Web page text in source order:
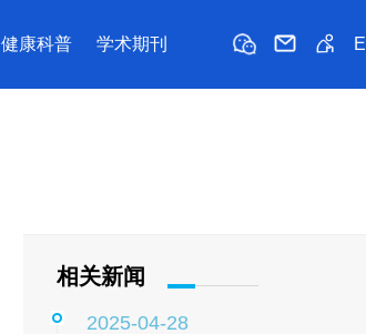
健康科普 学术期刊
相关新闻
2025-04-28